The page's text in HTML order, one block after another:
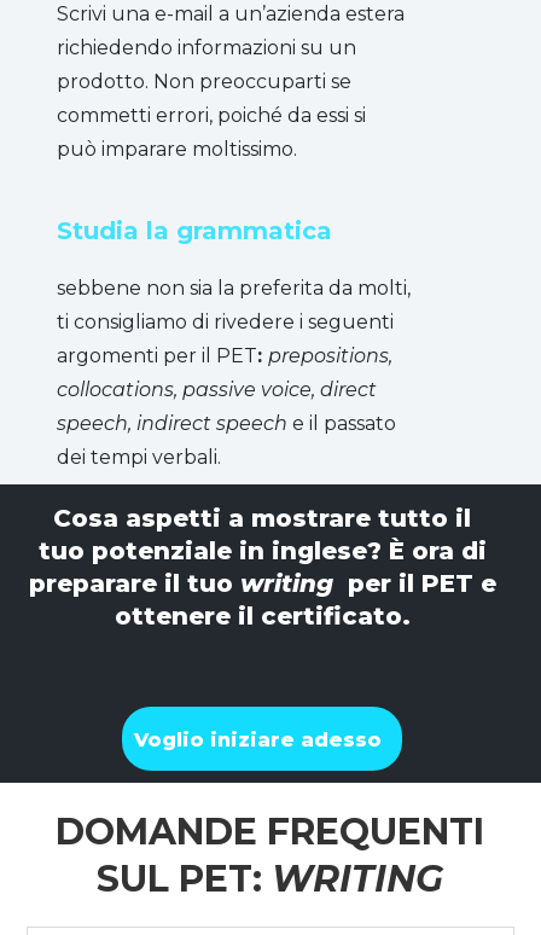
Scrivi una e-mail a un’azienda estera
richiedendo informazioni su un
prodotto. Non preoccuparti se
commetti errori, poiché da essi si
può imparare moltissimo.
Studia la grammatica
sebbene non sia la preferita da molti,
ti consigliamo di rivedere i seguenti
argomenti per il PET: prepositions,
collocations, passive voice, direct
speech, indirect speech e il passato
dei tempi verbali.
Cosa aspetti a mostrare tutto il
tuo potenziale in inglese? È ora di
preparare il tuo writingper il PET e
ottenere il certificato.
Voglio iniziare adesso
DOMANDE FREQUENTI
SUL PET: WRITING